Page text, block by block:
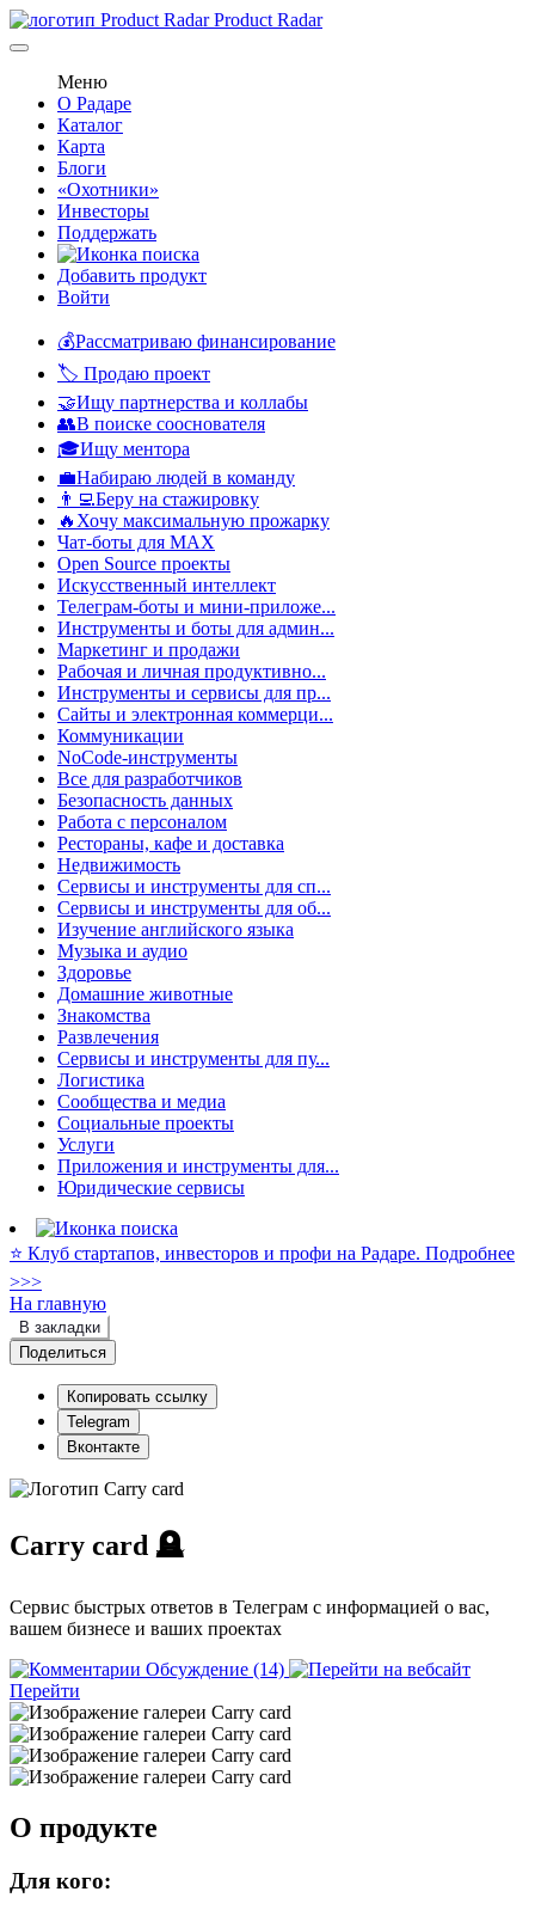
Product Radar
Меню
О Радаре
Каталог
Карта
Блоги
«Охотники»
Инвесторы
Поддержать
Добавить продукт
Войти
💰Рассматриваю финансирование
🏷️ Продаю проект
🤝Ищу партнерства и коллабы
👥В поиске сооснователя
🎓Ищу ментора
💼Набираю людей в команду
👨‍💻Беру на стажировку
🔥Хочу максимальную прожарку
Чат-боты для MAX
Open Source проекты
Искусственный интеллект
Телеграм-боты и мини-приложе...
Инструменты и боты для админ...
Маркетинг и продажи
Рабочая и личная продуктивно...
Инструменты и сервисы для пр...
Сайты и электронная коммерци...
Коммуникации
NoCode-инструменты
Все для разработчиков
Безопасность данных
Работа с персоналом
Рестораны, кафе и доставка
Недвижимость
Сервисы и инструменты для сп...
Сервисы и инструменты для об...
Изучение английского языка
Музыка и аудио
Здоровье
Домашние животные
Знакомства
Развлечения
Сервисы и инструменты для пу...
Логистика
Сообщества и медиа
Социальные проекты
Услуги
Приложения и инструменты для...
Юридические сервисы
⭐️ Клуб стартапов, инвесторов и профи на Радаре. Подробнее
>>>
На главную
В закладки
Поделиться
Копировать ссылку
Telegram
Вконтакте
Carry card 🪦
Cервис быстрых ответов в Телеграм с информацией о вас,
вашем бизнесе и ваших проектах
Обсуждение (14)
Перейти
О продукте
Для кого: